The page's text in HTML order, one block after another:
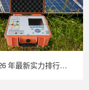
2026 年最新实力排行｜便携式 IV 测试仪 TOP 推荐，LAILX LX‑PV31 深度解析